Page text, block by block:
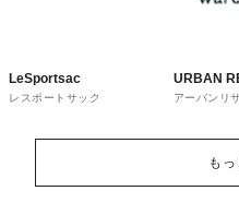
LeSportsac
レスポートサック
URBAN
ware
アーバンリ
も